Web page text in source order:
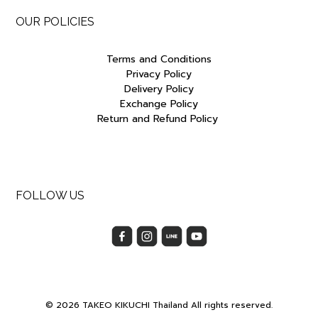
OUR POLICIES
Terms and Conditions
Privacy Policy
Delivery Policy
Exchange Policy
Return and Refund Policy
FOLLOW US
© 2026 TAKEO KIKUCHI Thailand All rights reserved.